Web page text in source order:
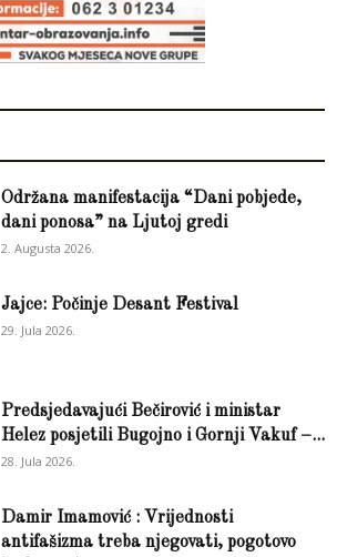
Održana manifestacija “Dani pobjede,
dani ponosa” na Ljutoj gredi
2. Augusta 2026.
Jajce: Počinje Desant Festival
29. Jula 2026.
Predsjedavajući Bečirović i ministar
Helez posjetili Bugojno i Gornji Vakuf –...
28. Jula 2026.
Damir Imamović : Vrijednosti
antifašizma treba njegovati, pogotovo